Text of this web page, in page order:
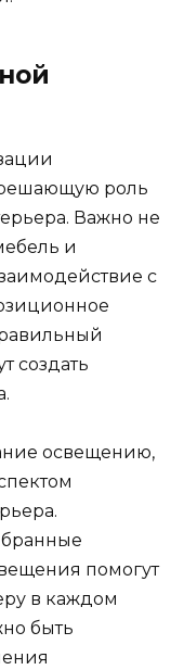
решающую роль
Важно не
и
с
создать
освещению,
помогут
в каждом
быть